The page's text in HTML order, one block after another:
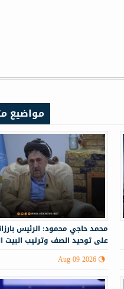
مواضيع
محمد حاجي محمود: الرئيس
على توحيد الصف وترتيب البيت
Aug 09 2026